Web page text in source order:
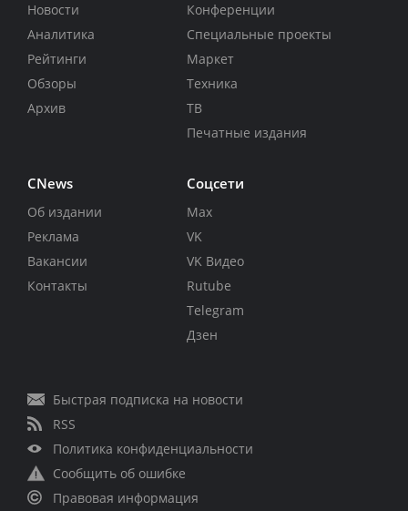
Новости
Аналитика
Рейтинги
Обзоры
Архив
Конференции
Специальные проекты
Маркет
Техника
ТВ
Печатные издания
CNews
Об издании
Реклама
Вакансии
Контакты
Соцсети
Max
VK
VK Видео
Rutube
Telegram
Дзен
Быстрая подписка на новости
RSS
Политика конфиденциальности
Сообщить об ошибке
Правовая информация